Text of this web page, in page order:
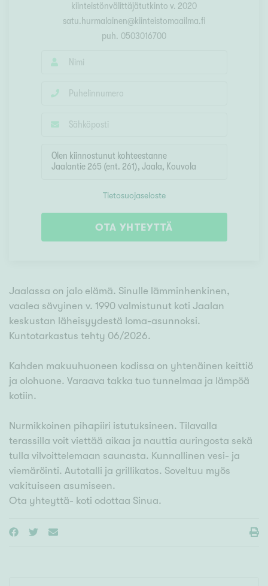
kiinteistönvälittäjätutkinto v. 2020
satu.hurmalainen@kiinteistomaailma.fi
puh. 0503016700
Tietosuojaseloste
OTA YHTEYTTÄ
Jaalassa on jalo elämä. Sinulle lämminhenkinen,
vaalea sävyinen v. 1990 valmistunut koti Jaalan
keskustan läheisyydestä loma-asunnoksi.
Kuntotarkastus tehty 06/2026.
Kahden makuuhuoneen kodissa on yhtenäinen keittiö
ja olohuone. Varaava takka tuo tunnelmaa ja lämpöä
kotiin.
Nurmikkoinen pihapiiri istutuksineen. Tilavalla
terassilla voit viettää aikaa ja nauttia auringosta sekä
tulla vilvoittelemaan saunasta. Kunnallinen vesi- ja
viemäröinti. Autotalli ja grillikatos. Soveltuu myös
vakituiseen asumiseen.